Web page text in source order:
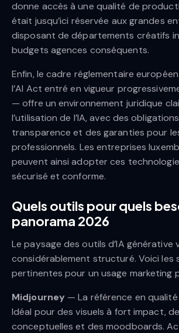
donne accès à une qualité de
était jusqu’ici réservée aux grandes
disposant de départements créatifs
budgets agences conséquents.
Enfin, le cadre réglementaire
l’AI Act entré en vigueur
— offre un environnement juridique
l’utilisation de l’IA, avec des
transparence et des garanties pour
professionnels. Les entreprises
peuvent ainsi adopter ces
sécurisé et conforme.
Quels outils pour quels
panorama 2026
Le paysage des outils d’IA générative
considérablement structuré. Voici les
pertinentes pour un usage marketing
Midjourney — La référence en
Idéal pour des visuels à fort impact,
conceptuelles et des moodboards.